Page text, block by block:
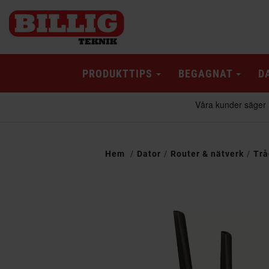
PRODUKTTIPS BEGAGNAT
Hem Dator Router & nätverk